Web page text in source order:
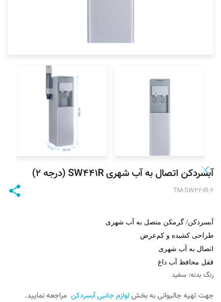
آبسردکن اتصال به آب شهری SW۴۴۱R (درجه ۲)
TM-SW۴۴۱R-۲
آبسردکن/ گرمکن متصل به آب شهری
طراحی کشیده و کم‌عرض
اتصال به آب شهری
قفل محافظ آب داغ
رنگ بدنه: سفید
جهت تهیه جالیوانی به بخشلوازم جانبی آبسردکن مراجعه نمایید.